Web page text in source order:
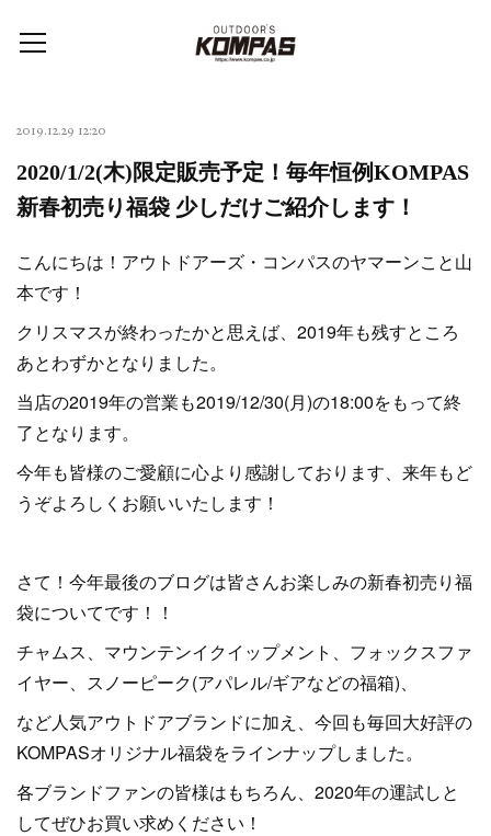
2019.12.29 12:20
2020/1/2(木)限定販売予定！毎年恒例KOMPAS
新春初売り福袋 少しだけご紹介します！
こんにちは！アウトドアーズ・コンパスのヤマーンこと山
本です！
クリスマスが終わったかと思えば、2019年も残すところ
あとわずかとなりました。
当店の2019年の営業も2019/12/30(月)の18:00をもって終
了となります。
今年も皆様のご愛顧に心より感謝しております、来年もど
うぞよろしくお願いいたします！
さて！今年最後のブログは皆さんお楽しみの新春初売り福
袋についてです！！
チャムス、マウンテンイクイップメント、フォックスファ
イヤー、スノーピーク(アパレル/ギアなどの福箱)、
など人気アウトドアブランドに加え、今回も毎回大好評の
KOMPASオリジナル福袋をラインナップしました。
各ブランドファンの皆様はもちろん、2020年の運試しと
してぜひお買い求めください！